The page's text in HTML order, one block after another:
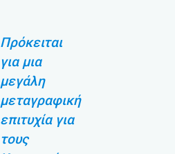
Πρόκειται
για μια
μεγάλη
μεταγραφική
επιτυχία για
τους